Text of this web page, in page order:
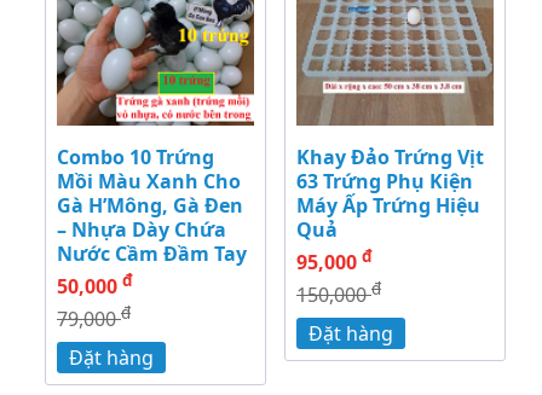
Combo 10 Trứng
Mồi Màu Xanh Cho
Gà H’Mông, Gà Đen
– Nhựa Dày Chứa
Nước Cầm Đầm Tay
50,000 đ
79,000đ
Đặt hàng
Khay Đảo Trứng Vịt
63 Trứng Phụ Kiện
Máy Ấp Trứng Hiệu
Quả
95,000 đ
150,000đ
Đặt hàng